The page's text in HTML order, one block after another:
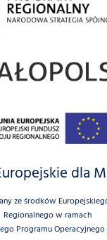
dla
ze środków
Regionalnego w ramach
Programu Operacyjnego